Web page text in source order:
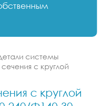
системы
с круглой
с круглой